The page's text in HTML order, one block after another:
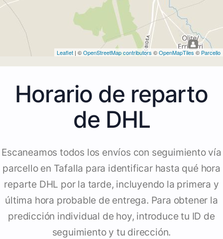
Leaflet | ©OpenStreetMap contributors ©OpenMapTiles © Parcello
Horario de reparto
de DHL
Escaneamos todos los envíos con seguimiento vía
parcello en Tafalla para identificar hasta qué hora
reparte DHL por la tarde, incluyendo la primera y
última hora probable de entrega. Para obtener la
predicción individual de hoy, introduce tu ID de
seguimiento y tu dirección.